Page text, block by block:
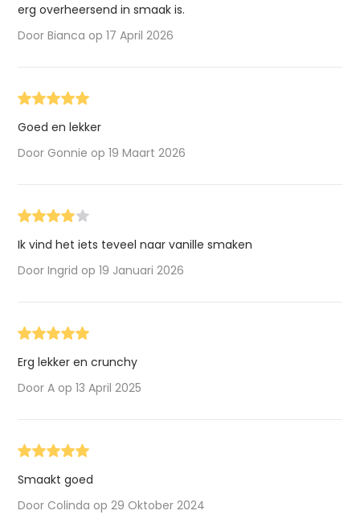
erg overheersend in smaak is.
Door Bianca op 17 April 2026
Goed en lekker
Door Gonnie op 19 Maart 2026
Ik vind het iets teveel naar vanille smaken
Door Ingrid op 19 Januari 2026
Erg lekker en crunchy
Door A op 13 April 2025
Smaakt goed
Door Colinda op 29 Oktober 2024